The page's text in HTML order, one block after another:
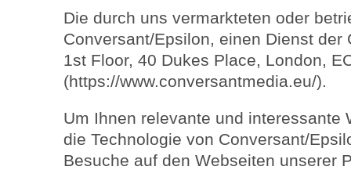
Die durch uns vermarkteten oder
Conversant/Epsilon, einen Dienst der
1st Floor, 40 Dukes Place, London,
(https://www.conversantmedia.eu/).
Um Ihnen relevante und interessante
die Technologie von Conversant/
Besuche auf den Webseiten unserer